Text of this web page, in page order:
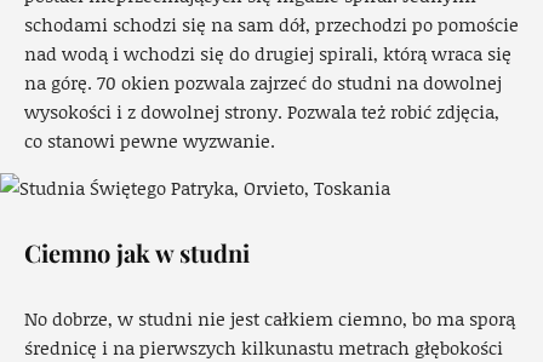
schodami schodzi się na sam dół, przechodzi po pomoście
nad wodą i wchodzi się do drugiej spirali, którą wraca się
na górę. 70 okien pozwala zajrzeć do studni na dowolnej
wysokości i z dowolnej strony. Pozwala też robić zdjęcia,
co stanowi pewne wyzwanie.
Ciemno jak w studni
No dobrze, w studni nie jest całkiem ciemno, bo ma sporą
średnicę i na pierwszych kilkunastu metrach głębokości